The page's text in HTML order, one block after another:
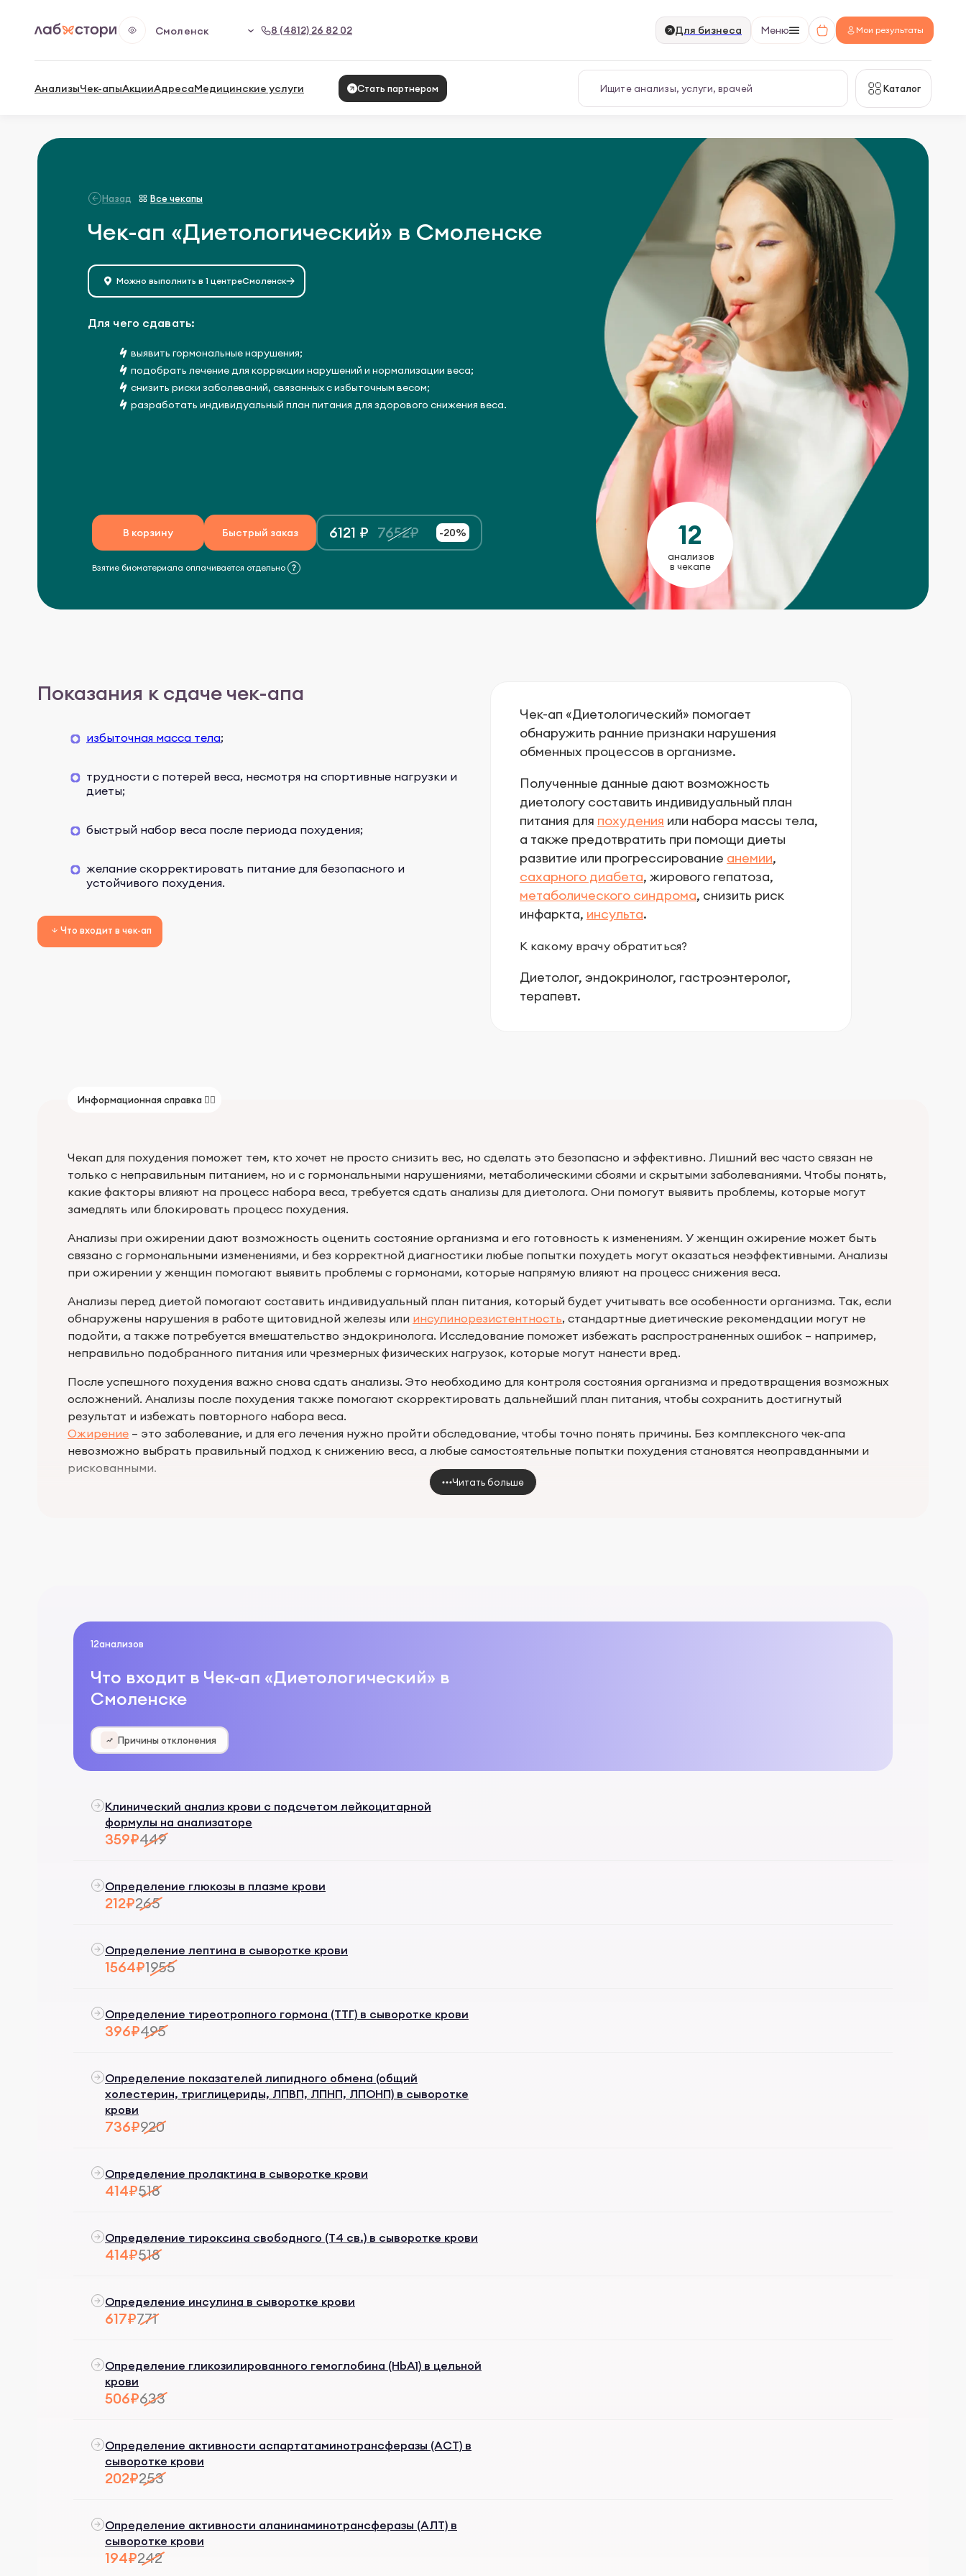
Смоленск 8 (4812) 26 82 02 Для бизнеса Меню Мои результаты
АнализыЧек-апыАкцииАдресаМедицинские услуги Стать партнером Каталог
Назад Все чекапы
Чек-ап «Диетологический» в Смоленске
Можно выполнить в 1 центреСмоленск
Для чего сдавать:
выявить гормональные нарушения;
подобрать лечение для коррекции нарушений и нормализации веса;
снизить риски заболеваний, связанных с избыточным весом;
разработать индивидуальный план питания для здорового снижения веса.
В корзину Быстрый заказ 6121 ₽ 7652₽ -20%
Взятие биоматериала оплачивается отдельно
12
анализов
в чекапе
Показания к сдаче чек-апа
избыточная масса тела;
трудности с потерей веса, несмотря на спортивные нагрузки и
диеты;
быстрый набор веса после периода похудения;
желание скорректировать питание для безопасного и
устойчивого похудения.
Что входит в чек-ап
Чек-ап «Диетологический» помогает
обнаружить ранние признаки нарушения
обменных процессов в организме.
Полученные данные дают возможность
диетологу составить индивидуальный план
питания для похудения или набора массы тела,
а также предотвратить при помощи диеты
развитие или прогрессирование анемии,
сахарного диабета, жирового гепатоза,
метаболического синдрома, снизить риск
инфаркта, инсульта.
К какому врачу обратиться?
Диетолог, эндокринолог, гастроэнтеролог,
терапевт.
Информационная справка 👨‍⚕️
Чекап для похудения поможет тем, кто хочет не просто снизить вес, но сделать это безопасно и эффективно. Лишний вес часто связан не
только с неправильным питанием, но и с гормональными нарушениями, метаболическими сбоями и скрытыми заболеваниями. Чтобы понять,
какие факторы влияют на процесс набора веса, требуется сдать анализы для диетолога. Они помогут выявить проблемы, которые могут
замедлять или блокировать процесс похудения.
Анализы при ожирении дают возможность оценить состояние организма и его готовность к изменениям. У женщин ожирение может быть
связано с гормональными изменениями, и без корректной диагностики любые попытки похудеть могут оказаться неэффективными. Анализы
при ожирении у женщин помогают выявить проблемы с гормонами, которые напрямую влияют на процесс снижения веса.
Анализы перед диетой помогают составить индивидуальный план питания, который будет учитывать все особенности организма. Так, если
обнаружены нарушения в работе щитовидной железы или инсулинорезистентность, стандартные диетические рекомендации могут не
подойти, а также потребуется вмешательство эндокринолога. Исследование поможет избежать распространенных ошибок – например,
неправильно подобранного питания или чрезмерных физических нагрузок, которые могут нанести вред.
После успешного похудения важно снова сдать анализы. Это необходимо для контроля состояния организма и предотвращения возможных
осложнений. Анализы после похудения также помогают скорректировать дальнейший план питания, чтобы сохранить достигнутый
результат и избежать повторного набора веса.
Ожирение – это заболевание, и для его лечения нужно пройти обследование, чтобы точно понять причины. Без комплексного чек-апа
невозможно выбрать правильный подход к снижению веса, а любые самостоятельные попытки похудения становятся неоправданными и
рискованными.
Читать больше
12анализов
Что входит в Чек-ап «Диетологический» в
Смоленске
Причины отклонения
Клинический анализ крови с подсчетом лейкоцитарной
формулы на анализаторе
359₽449
Определение глюкозы в плазме крови
212₽265
Определение лептина в сыворотке крови
1564₽1955
Определение тиреотропного гормона (ТТГ) в сыворотке крови
396₽495
Определение показателей липидного обмена (общий
холестерин, триглицериды, ЛПВП, ЛПНП, ЛПОНП) в сыворотке
крови
736₽920
Определение пролактина в сыворотке крови
414₽518
Определение тироксина свободного (Т4 св.) в сыворотке крови
414₽518
Определение инсулина в сыворотке крови
617₽771
Определение гликозилированного гемоглобина (HbA1) в цельной
крови
506₽633
Определение активности аспартатаминотрансферазы (АСТ) в
сыворотке крови
202₽253
Определение активности аланинаминотрансферазы (АЛТ) в
сыворотке крови
194₽242